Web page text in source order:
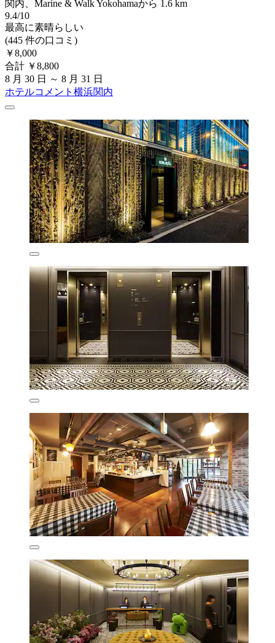
関内、Marine & Walk Yokohamaから 1.6 km
9.4/10
最高に素晴らしい
(445 件の口コミ)
￥8,000
合計 ￥8,800
8 月 30 日 ～ 8 月 31 日
ホテルコメント横浜関内